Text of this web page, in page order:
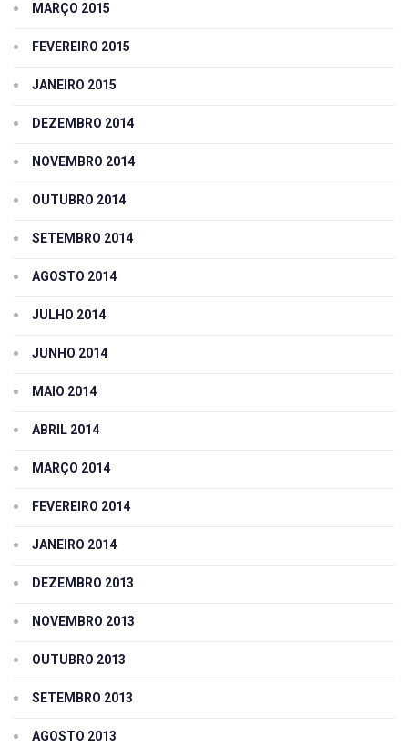
MARÇO 2015
FEVEREIRO 2015
JANEIRO 2015
DEZEMBRO 2014
NOVEMBRO 2014
OUTUBRO 2014
SETEMBRO 2014
AGOSTO 2014
JULHO 2014
JUNHO 2014
MAIO 2014
ABRIL 2014
MARÇO 2014
FEVEREIRO 2014
JANEIRO 2014
DEZEMBRO 2013
NOVEMBRO 2013
OUTUBRO 2013
SETEMBRO 2013
AGOSTO 2013